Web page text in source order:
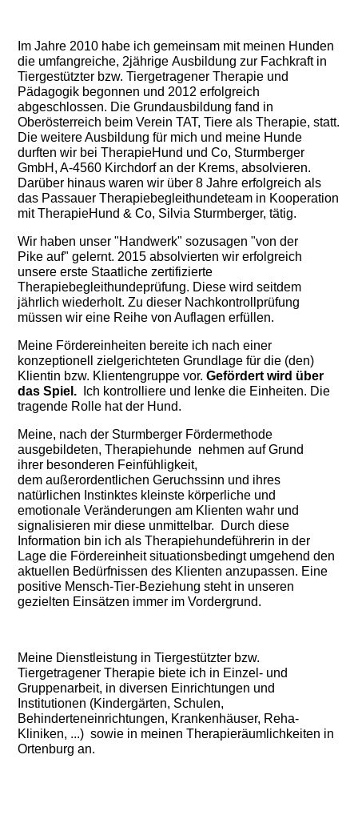
Im Jahre 2010 habe ich gemeinsam mit meinen Hunden
die umfangreiche, 2jährige Ausbildung zur Fachkraft in
Tiergestützter bzw. Tiergetragener Therapie und
Pädagogik begonnen und 2012 erfolgreich
abgeschlossen. Die Grundausbildung fand in
Oberösterreich beim Verein TAT, Tiere als Therapie, statt.
Die weitere Ausbildung für mich und meine Hunde
durften wir bei TherapieHund und Co, Sturmberger
GmbH, A-4560 Kirchdorf an der Krems, absolvieren.
Darüber hinaus waren wir über 8 Jahre erfolgreich als
das Passauer Therapiebegleithundeteam in Kooperation
mit TherapieHund & Co, Silvia Sturmberger, tätig.
Wir haben unser "Handwerk" sozusagen "von der
Pike auf" gelernt. 2015 absolvierten wir erfolgreich
unsere erste Staatliche zertifizierte
Therapiebegleithundeprüfung. Diese wird seitdem
jährlich wiederholt. Zu dieser Nachkontrollprüfung
müssen wir eine Reihe von Auflagen erfüllen.
Meine Fördereinheiten bereite ich nach einer
konzeptionell zielgerichteten Grundlage für die (den)
Klientin bzw. Klientengruppe vor.Gefördert wird über
das Spiel. Ich kontrolliere und lenke die Einheiten. Die
tragende Rolle hat der Hund.
Meine, nach der Sturmberger Fördermethode
ausgebildeten, Therapiehunde nehmen auf Grund
ihrer besonderen Feinfühligkeit,
dem außerordentlichen Geruchssinn und ihres
natürlichen Instinktes kleinste körperliche und
emotionale Veränderungen am Klienten wahr und
signalisieren mir diese unmittelbar. Durch diese
Information bin ich als Therapiehundeführerin in der
Lage die Fördereinheit situationsbedingt umgehend den
aktuellen Bedürfnissen des Klienten anzupassen. Eine
positive Mensch-Tier-Beziehung steht in unseren
gezielten Einsätzen immer im Vordergrund.
Meine Dienstleistung in Tiergestützter bzw.
Tiergetragener Therapie biete ich in Einzel- und
Gruppenarbeit, in diversen Einrichtungen und
Institutionen (Kindergärten, Schulen,
Behinderteneinrichtungen, Krankenhäuser, Reha-
Kliniken, ...) sowie in meinen Therapieräumlichkeiten in
Ortenburg an.